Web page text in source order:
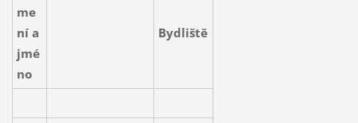
me
ní a
jmé
no
Bydliště